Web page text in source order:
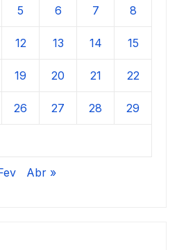
5 6 7 8
12 13 14 15
19 20 21 22
26 27 28 29
Abr »